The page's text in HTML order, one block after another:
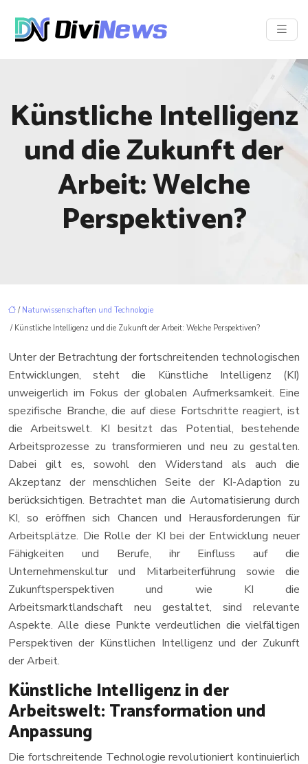
Künstliche Intelligenz
und die Zukunft der
Arbeit: Welche
Perspektiven?
/ Naturwissenschaften und Technologie
/ Künstliche Intelligenz und die Zukunft der Arbeit: Welche Perspektiven?
Unter der Betrachtung der fortschreitenden technologischen
Entwicklungen, steht die Künstliche Intelligenz (KI)
unweigerlich im Fokus der globalen Aufmerksamkeit. Eine
spezifische Branche, die auf diese Fortschritte reagiert, ist
die Arbeitswelt. KI besitzt das Potential, bestehende
Arbeitsprozesse zu transformieren und neu zu gestalten.
Dabei gilt es, sowohl den Widerstand als auch die
Akzeptanz der menschlichen Seite der KI-Adaption zu
berücksichtigen. Betrachtet man die Automatisierung durch
KI, so eröffnen sich Chancen und Herausforderungen für
Arbeitsplätze. Die Rolle der KI bei der Entwicklung neuer
Fähigkeiten und Berufe, ihr Einfluss auf die
Unternehmenskultur und Mitarbeiterführung sowie die
Zukunftsperspektiven und wie KI die
Arbeitsmarktlandschaft neu gestaltet, sind relevante
Aspekte. Alle diese Punkte verdeutlichen die vielfältigen
Perspektiven der Künstlichen Intelligenz und der Zukunft
der Arbeit.
Künstliche Intelligenz in der
Arbeitswelt: Transformation und
Anpassung
Die fortschreitende Technologie revolutioniert kontinuierlich